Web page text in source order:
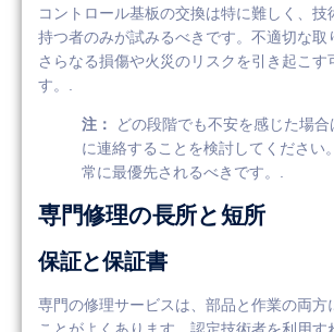
コントロール基板の交換は特に難しく、技
持つ者のみが試みるべきです。不適切な取
さらなる損傷や火災のリスクを引き起こす
す。.
注：
どの段階でも不安を感じた場合
に連絡することを検討してください
常に最優先されるべきです。.
専門修理の長所と短所
保証と保証書
専門の修理サービスは、部品と作業の両方
ことがよくあります。認定技術者を利用す